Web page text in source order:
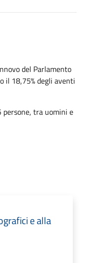
del Parlamento
il 18,75% degli aventi
persone, tra uomini e
e alla